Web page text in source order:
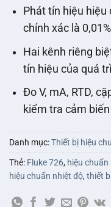
Phát tín hiệu
chính xác là
Hai kênh riêng
tín hiệu của quá
Đo V, mA, RTD,
kiểm tra cảm
Danh mục:Thiết bị hiệu
Thẻ: Fluke 726, hiệu
hiệu chuẩn nhiệt độ,thiết